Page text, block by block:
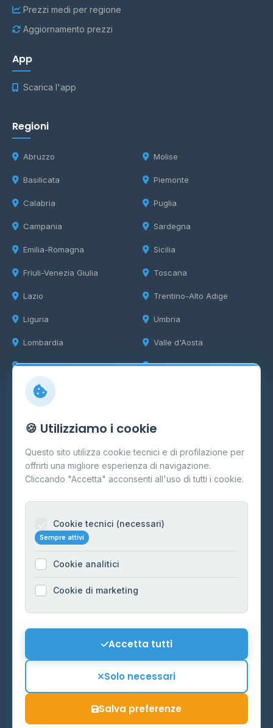
Prezzi medi per regione
Aggiornamento prezzi
App
Scarica l'app
Regioni
Abruzzo
Basilicata
Calabria
Campania
Emilia-Romagna
Friuli-Venezia Giulia
Lazio
Liguria
Lombardia
Marche
Molise
Piemonte
Puglia
Sardegna
Sicilia
Toscana
Trentino-Alto Adige
Umbria
Valle d'Aosta
Veneto
Info
Cos'è il GPL
FAQ
Contatti
Informazioni legali
Cookie Policy
Preferenze Cookie
Mappa del sito
🍪 Utilizziamo i cookie
Questo sito utilizza cookie tecnici e di profilazione per
offrirti una migliore esperienza di navigazione.
Cliccando "Accetta" acconsenti all'uso di tutti i cookie.
Cookie tecnici (necessari)
Sempre attivi
Cookie analitici
Cookie di marketing
Accetta tutti
Solo necessari
Salva preferenze